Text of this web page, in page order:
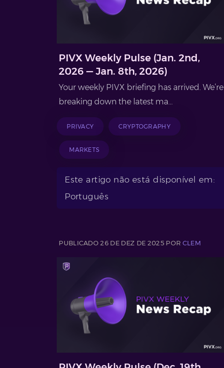
PIVX Weekly Pulse (Jan. 2nd,
2026 — Jan. 8th, 2026)
Your weekly PIVX briefing has arrived. We’re
breaking down the latest ma...
PRIVACY CRYPTOGRAPHY
MARKETS
Este artigo não está disponível em:
Português
PUBLICADO 26 DE DEZ DE 2025 POR CLEM